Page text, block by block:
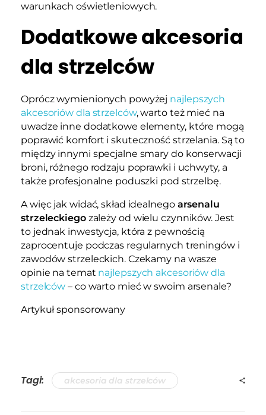
warunkach oświetleniowych.
Dodatkowe akcesoria
dla strzelców
Oprócz wymienionych powyżej najlepszych
akcesoriów dla strzelców, warto też mieć na
uwadze inne dodatkowe elementy, które mogą
poprawić komfort i skuteczność strzelania. Są to
między innymi specjalne smary do konserwacji
broni, różnego rodzaju poprawki i uchwyty, a
także profesjonalne poduszki pod strzelbę.
A więc jak widać, skład idealnego arsenalu
strzeleckiegozależy od wielu czynników. Jest
to jednak inwestycja, która z pewnością
zaprocentuje podczas regularnych treningów i
zawodów strzeleckich. Czekamy na wasze
opinie na temat najlepszych akcesoriów dla
strzelców – co warto mieć w swoim arsenale?
Artykuł sponsorowany
Tagi: akcesoria dla strzelców